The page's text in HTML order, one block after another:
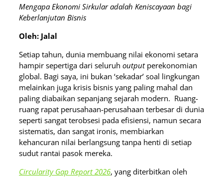
Mengapa Ekonomi Sirkular adalah Keniscayaan bagi
Keberlanjutan Bisnis
Oleh: Jalal
Setiap tahun, dunia membuang nilai ekonomi setara
hampir sepertiga dari seluruh outputperekonomian
global. Bagi saya, ini bukan ‘sekadar’ soal lingkungan
melainkan juga krisis bisnis yang paling mahal dan
paling diabaikan sepanjang sejarah modern. Ruang-
ruang rapat perusahaan-perusahaan terbesar di dunia
seperti sangat terobsesi pada efisiensi, namun secara
sistematis, dan sangat ironis, membiarkan
kehancuran nilai berlangsung tanpa henti di setiap
sudut rantai pasok mereka.
Circularity Gap Report 2026, yang diterbitkan oleh